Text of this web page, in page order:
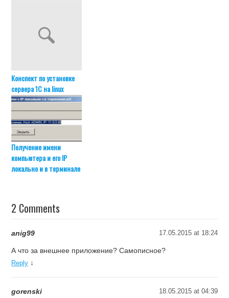
Конспект по установке
сервера 1С на linux
Получение имени
компьютера и его IP
локально и в терминале
2 Comments
anig99 17.05.2015 at 18:24
А что за внешнее приложение? Самописное?
Reply ↓
gorenski 18.05.2015 at 04:39